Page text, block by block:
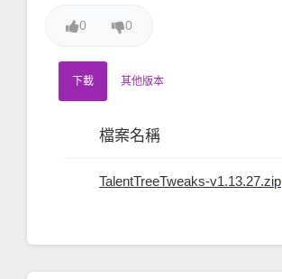
0 0
下載 其他版本
檔案名稱
TalentTreeTweaks-v1.13.27.zip